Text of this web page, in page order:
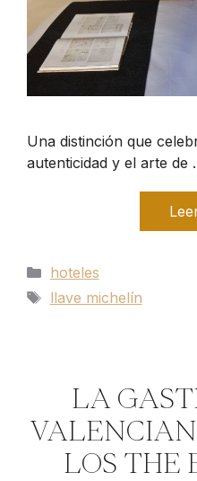
Una distinción que
autenticidad y el arte de
Categorías
hoteles
Etiquetas
llave michelín
LA
LOS THE